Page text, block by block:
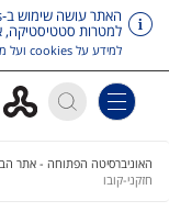
למטרות סטטיסטיקה,
למידע על cookies ועל מדיניות הפרטיות המעודכנת,
navigation
האוניברסיטה הפתוחה - אתר
חזקני-קובו